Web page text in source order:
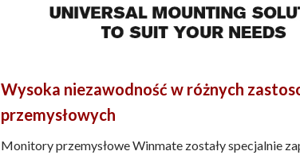
Wysoka niezawodność w różnych
przemysłowych
Monitory przemysłowe Winmate zostały specjalnie